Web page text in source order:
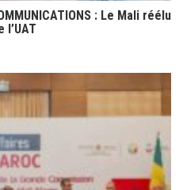
: Le Mali réélu
l’UAT